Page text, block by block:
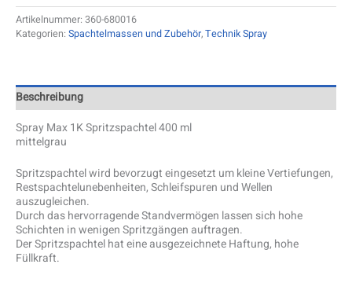
Artikelnummer: 360-680016
Kategorien: Spachtelmassen und Zubehör,Technik Spray
Beschreibung
Spray Max 1K Spritzspachtel 400 ml
mittelgrau
Spritzspachtel wird bevorzugt eingesetzt um kleine Vertiefungen,
Restspachtelunebenheiten, Schleifspuren und Wellen
auszugleichen.
Durch das hervorragende Standvermögen lassen sich hohe
Schichten in wenigen Spritzgängen auftragen.
Der Spritzspachtel hat eine ausgezeichnete Haftung, hohe
Füllkraft.